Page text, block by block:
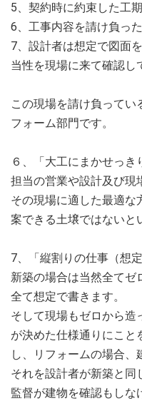
5、契約時に約束した工
6、工事内容を請け負っ
7、設計者は想定で図面
当性を現場に来て確認し
この現場を請け負ってい
フォーム部門です。
６、「大工にまかせっき
担当の営業や設計及び現
その現場に適した最適な
案できる土壌ではないと
7、「縦割りの仕事（想
新築の場合は当然全てゼ
全て想定で書きます。
そして現場もゼロから造
が決めた仕様通りにこと
し、リフォームの場合、
それを設計者が新築と同
監督が建物を確認もしな